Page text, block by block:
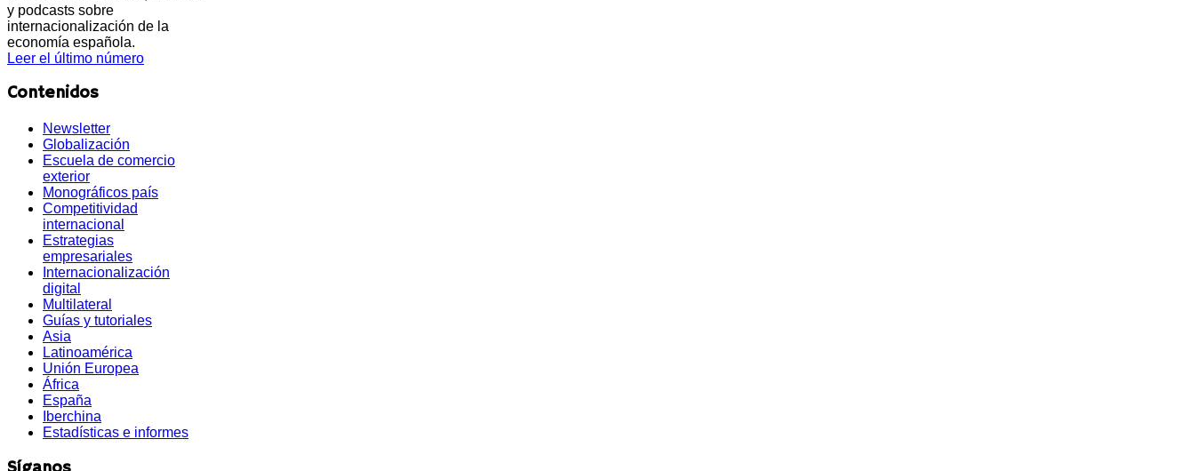
y podcasts sobre
internacionalización de la
economía española.
Leer el último número
Contenidos
Newsletter
Globalización
Escuela de comercio
exterior
Monográficos país
Competitividad
internacional
Estrategias
empresariales
Internacionalización
digital
Multilateral
Guías y tutoriales
Asia
Latinoamérica
Unión Europea
África
España
Iberchina
Estadísticas e informes